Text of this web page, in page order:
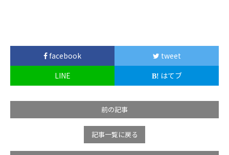
facebook
tweet
LINE
はてブ
前の記事
記事一覧に戻る